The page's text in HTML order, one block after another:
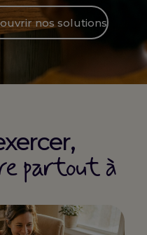
nos solutions
partout à